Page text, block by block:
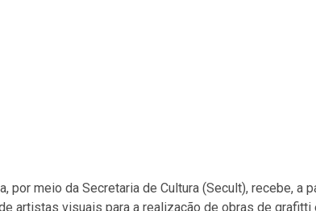
por meio da Secretaria de Cultura (Secult), recebe, a
artistas visuais para a realização de obras de grafitti